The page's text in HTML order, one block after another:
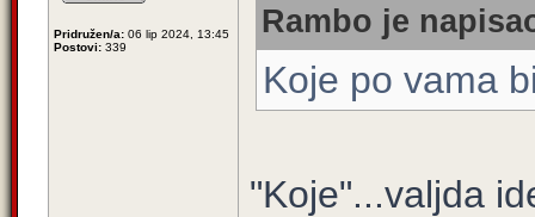
Pridružen/a: 06 lip 2024, 13:45
Postovi: 339
Rambo je
Koje po vama
"Koje"...valjda